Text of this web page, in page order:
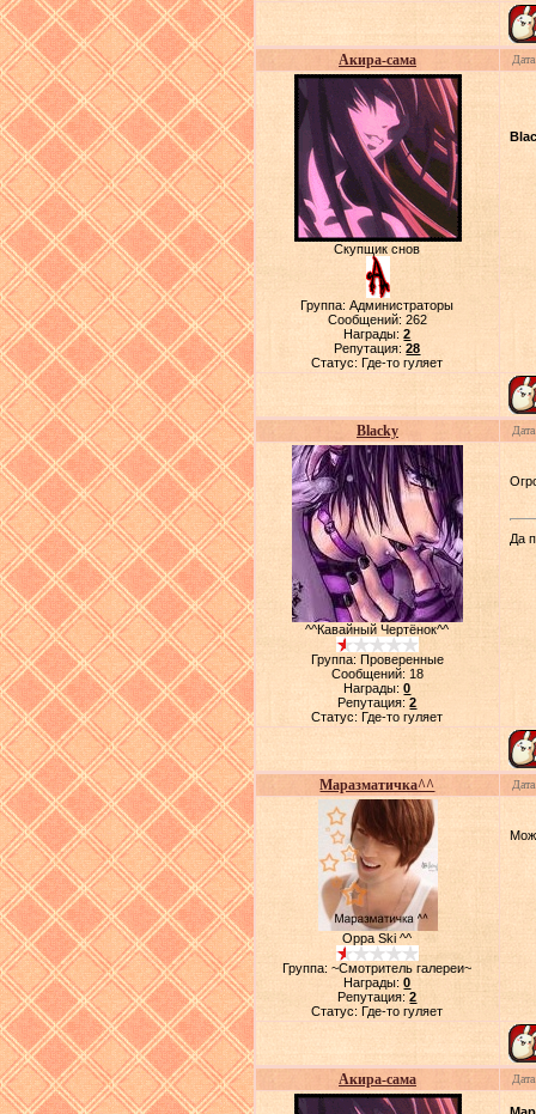
Акира-сама
Скупщик снов
Группа: Администраторы
Сообщений: 262
Награды:2
Репутация:28
Статус:Где-то гуляет
Blacky
^^Кавайный Чертёнок^^
Группа: Проверенные
Сообщений: 18
Награды:0
Репутация:2
Статус:Где-то гуляет
Да
Маразматичка^^
Oppa Ski ^^
Группа: ~Смотритель галереи~
Награды:0
Репутация:2
Статус:Где-то гуляет
Акира-сама